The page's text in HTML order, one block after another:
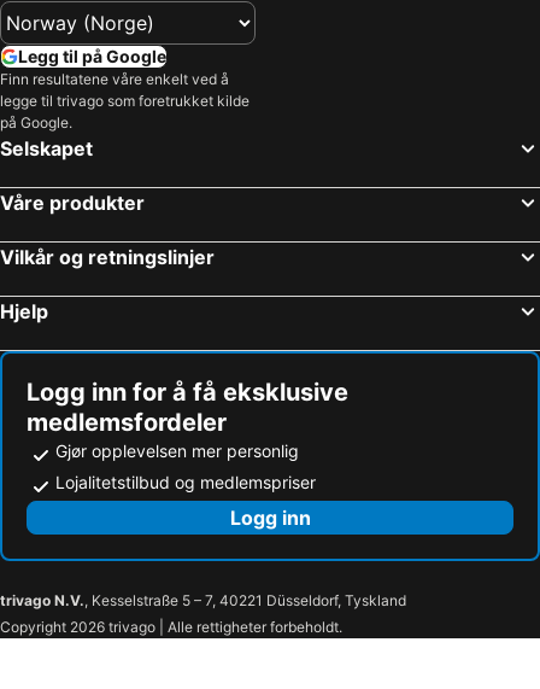
Barrika, bed and breakfasts
Voto, bed and breakfasts
Lauquíniz, bed and breakfasts
Legg til på Google
Finn resultatene våre enkelt ved å
legge til trivago som foretrukket kilde
på Google.
Selskapet
Våre produkter
Vilkår og retningslinjer
Hjelp
Logg inn for å få eksklusive
medlemsfordeler
Gjør opplevelsen mer personlig
Lojalitetstilbud og medlemspriser
Logg inn
trivago N.V., Kesselstraße 5 – 7, 40221 Düsseldorf, Tyskland
Copyright 2026 trivago | Alle rettigheter forbeholdt.